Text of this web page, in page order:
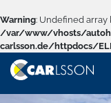
Warning: Undefined array
/var/www/vhosts/
carlsson.de/httpdocs/